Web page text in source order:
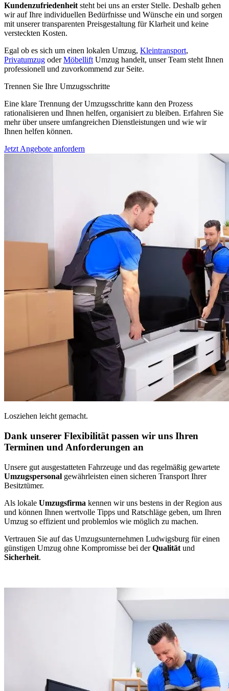
Kundenzufriedenheit steht bei uns an erster Stelle. Deshalb gehen
wir auf Ihre individuellen Bedürfnisse und Wünsche ein und sorgen
mit unserer transparenten Preisgestaltung für Klarheit und keine
versteckten Kosten.
Egal ob es sich um einen lokalen Umzug, Kleintransport,
Privatumzug oderMöbellift Umzug handelt, unser Team steht Ihnen
professionell und zuvorkommend zur Seite.
Trennen Sie Ihre Umzugsschritte
Eine klare Trennung der Umzugsschritte kann den Prozess
rationalisieren und Ihnen helfen, organisiert zu bleiben. Erfahren Sie
mehr über unsere umfangreichen Dienstleistungen und wie wir
Ihnen helfen können.
Jetzt Angebote anfordern
Losziehen leicht gemacht.
Dank unserer Flexibilität passen wir uns Ihren
Terminen und Anforderungen an
Unsere gut ausgestatteten Fahrzeuge und das regelmäßig gewartete
Umzugspersonal gewährleisten einen sicheren Transport Ihrer
Besitztümer.
Als lokale Umzugsfirma kennen wir uns bestens in der Region aus
und können Ihnen wertvolle Tipps und Ratschläge geben, um Ihren
Umzug so effizient und problemlos wie möglich zu machen.
Vertrauen Sie auf das Umzugsunternehmen Ludwigsburg für einen
günstigen Umzug ohne Kompromisse bei derQualität und
Sicherheit.